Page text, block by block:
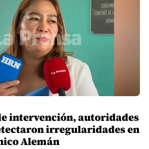
intervención, autoridades
irregularidades en
Alemán